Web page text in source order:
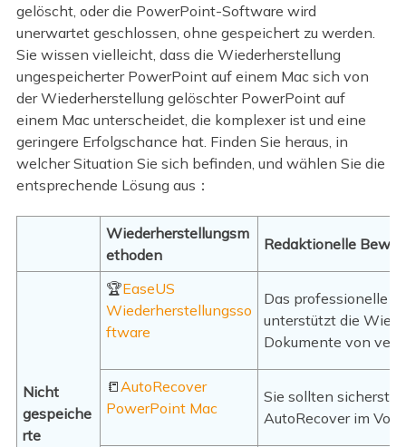
gelöscht, oder die PowerPoint-Software wird
unerwartet geschlossen, ohne gespeichert zu werden.
Sie wissen vielleicht, dass die Wiederherstellung
ungespeicherter PowerPoint auf einem Mac sich von
der Wiederherstellung gelöschter PowerPoint auf
einem Mac unterscheidet, die komplexer ist und eine
geringere Erfolgschance hat. Finden Sie heraus, in
welcher Situation Sie sich befinden, und wählen Sie die
entsprechende Lösung aus：
Wiederherstellungsm
ethoden
Redaktionelle
Nicht
gespeiche
rte
🏆EaseUS
Wiederherstellungsso
ftware
Das professionelle
unterstützt die
Dokumente von
📒AutoRecover
PowerPoint Mac
Sie sollten
AutoRecover im